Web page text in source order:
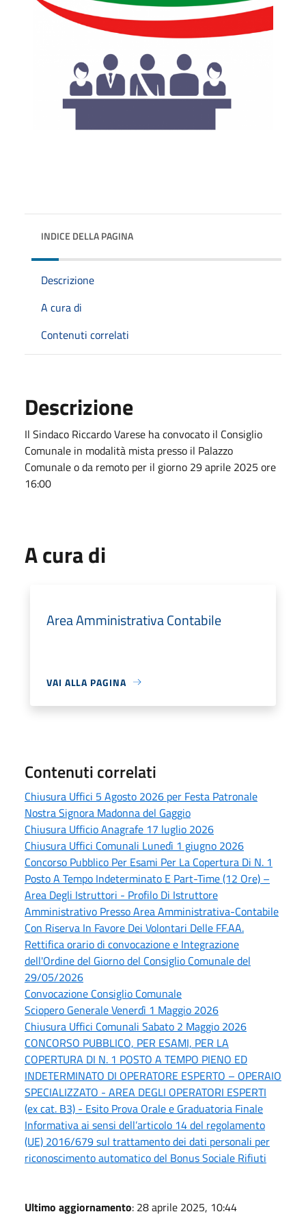
INDICE DELLA PAGINA
Descrizione
A cura di
Contenuti correlati
Descrizione
Il Sindaco Riccardo Varese ha convocato il Consiglio
Comunale in modalità mista presso il Palazzo
Comunale o da remoto per il giorno 29 aprile 2025 ore
16:00
A cura di
Area Amministrativa Contabile
VAI ALLA PAGINA
Contenuti correlati
Chiusura Uffici 5 Agosto 2026 per Festa Patronale
Nostra Signora Madonna del Gaggio
Chiusura Ufficio Anagrafe 17 luglio 2026
Chiusura Uffici Comunali Lunedì 1 giugno 2026
Concorso Pubblico Per Esami Per La Copertura Di N. 1
Posto A Tempo Indeterminato E Part-Time (12 Ore) –
Area Degli Istruttori - Profilo Di Istruttore
Amministrativo Presso Area Amministrativa-Contabile
Con Riserva In Favore Dei Volontari Delle FF.AA.
Rettifica orario di convocazione e Integrazione
dell'Ordine del Giorno del Consiglio Comunale del
29/05/2026
Convocazione Consiglio Comunale
Sciopero Generale Venerdì 1 Maggio 2026
Chiusura Uffici Comunali Sabato 2 Maggio 2026
CONCORSO PUBBLICO, PER ESAMI, PER LA
COPERTURA DI N. 1 POSTO A TEMPO PIENO ED
INDETERMINATO DI OPERATORE ESPERTO – OPERAIO
SPECIALIZZATO - AREA DEGLI OPERATORI ESPERTI
(ex cat. B3) - Esito Prova Orale e Graduatoria Finale
Informativa ai sensi dell’articolo 14 del regolamento
(UE) 2016/679 sul trattamento dei dati personali per
riconoscimento automatico del Bonus Sociale Rifiuti
Ultimo aggiornamento: 28 aprile 2025, 10:44